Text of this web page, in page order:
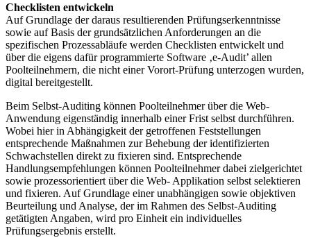
Checklisten entwickeln
Auf Grundlage der daraus resultierenden Prüfungserkenntnisse
sowie auf Basis der grundsätzlichen Anforderungen an die
spezifischen Prozessabläufe werden Checklisten entwickelt und
über die eigens dafür programmierte Software ‚e-Audit’ allen
Poolteilnehmern, die nicht einer Vorort-Prüfung unterzogen wurden,
digital bereitgestellt.
Beim Selbst-Auditing können Poolteilnehmer über die Web-
Anwendung eigenständig innerhalb einer Frist selbst durchführen.
Wobei hier in Abhängigkeit der getroffenen Feststellungen
entsprechende Maßnahmen zur Behebung der identifizierten
Schwachstellen direkt zu fixieren sind. Entsprechende
Handlungsempfehlungen können Poolteilnehmer dabei zielgerichtet
sowie prozessorientiert über die Web- Applikation selbst selektieren
und fixieren. Auf Grundlage einer unabhängigen sowie objektiven
Beurteilung und Analyse, der im Rahmen des Selbst-Auditing
getätigten Angaben, wird pro Einheit ein individuelles
Prüfungsergebnis erstellt.